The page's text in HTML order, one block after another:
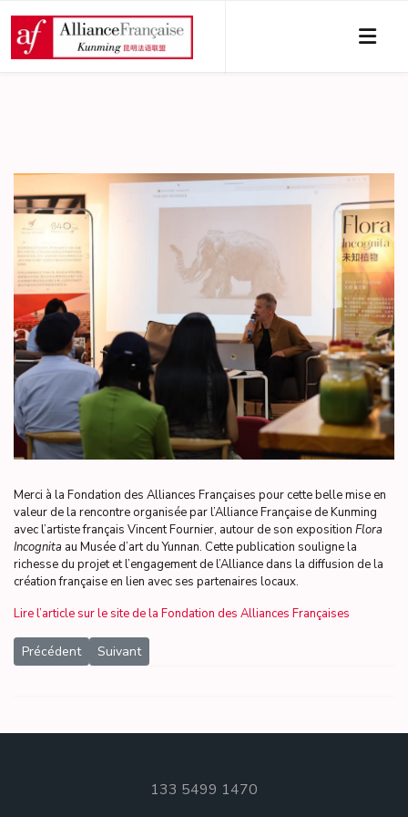
Merci à la Fondation des Alliances Françaises pour cette belle mise en
valeur de la rencontre organisée par l’Alliance Française de Kunming
avec l’artiste français Vincent Fournier, autour de son exposition Flora
Incognita au Musée d’art du Yunnan. Cette publication souligne la
richesse du projet et l’engagement de l’Alliance dans la diffusion de la
création française en lien avec ses partenaires locaux.
Lire l’article sur le site de la Fondation des Alliances Françaises
Article précédent : Thierry Bornier à l’Alliance Française de
Précédent Article suivant : La Fresque du Climat à l’honneur
Suivant
133 5499 1470